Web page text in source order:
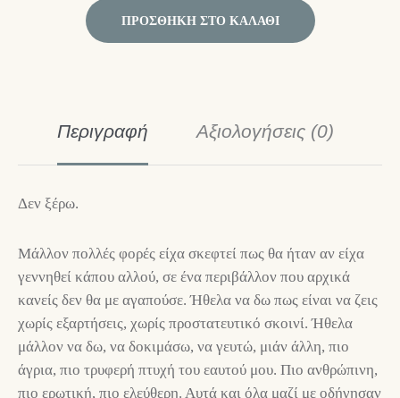
ΠΡΟΣΘΉΚΗ ΣΤΟ ΚΑΛΆΘΙ
Περιγραφή Αξιολογήσεις (0)
Δεν ξέρω.
Μάλλον πολλές φορές είχα σκεφτεί πως θα ήταν αν είχα
γεννηθεί κάπου αλλού, σε ένα περιβάλλον που αρχικά
κανείς δεν θα με αγαπούσε. Ήθελα να δω πως είναι να ζεις
χωρίς εξαρτήσεις, χωρίς προστατευτικό σκοινί. Ήθελα
μάλλον να δω, να δοκιμάσω, να γευτώ, μιάν άλλη, πιο
άγρια, πιο τρυφερή πτυχή του εαυτού μου. Πιο ανθρώπινη,
πιο ερωτική, πιο ελεύθερη. Αυτά και όλα μαζί με οδήγησαν